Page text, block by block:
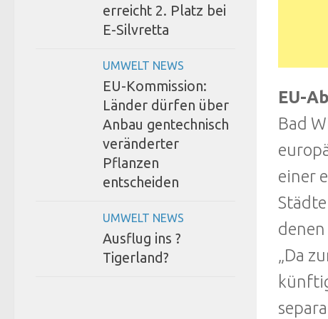
EU-
Bad
einer
„Da
erreicht 2. Platz bei
E-Silvretta
UMWELT NEWS
EU-Kommission:
Länder dürfen über
Anbau gentechnisch
veränderter
Pflanzen
entscheiden
UMWELT NEWS
Ausflug ins ?
Tigerland?